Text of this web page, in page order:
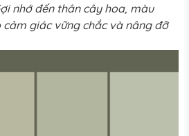
nhớ đến thân cây hoa, màu
giác vững chắc và nâng đỡ